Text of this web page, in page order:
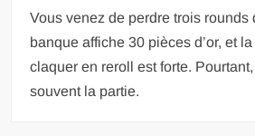
Vous venez de perdre trois rounds
banque affiche 30 pièces d’or, et
claquer en reroll est forte.
souvent la partie.